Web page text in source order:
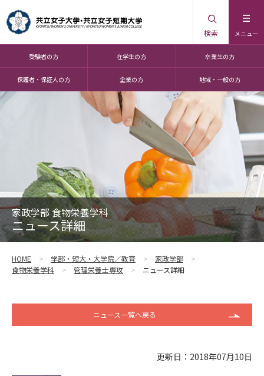
メニュー
検索
受験者の方 在学生の方 卒業生の方
保護者・保証人の方 企業の方 地域・一般の方
家政学部 食物栄養学科
ニュース詳細
HOME 学部・短大・大学院／教育
家政学部
食物栄養学科
管理栄養士専攻 ニュース詳細
ニュース一覧へ戻る
更新日：2018年07月10日